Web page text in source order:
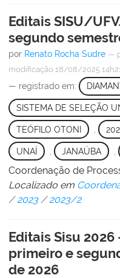
Editais SISU/
segundo
por Renato Rocha Sudre —
modificação 18/08/2025
— registrado em:
SISTEMA DE SELEÇÃO
TEÓFILO OTONI
UNAÍ JANAÚBA
Coordenação de
Localizado em
/2023 /2023/2
Editais Sisu
primeiro e
de 2026